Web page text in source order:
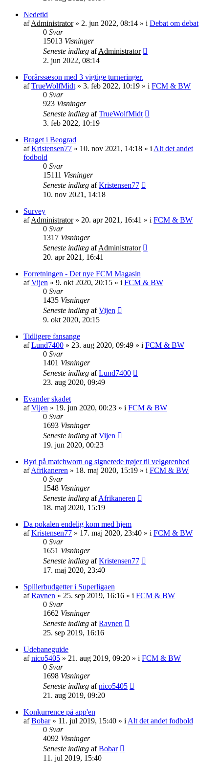
Nedetid
afAdministrator» 2. jun 2022, 08:14 » i Debat om debat
0 Svar
15013 Visninger
Seneste indlæg afAdministrator
2. jun 2022, 08:14
Forårssæson med 3 vigtige turneringer.
afTrueWolfMidt » 3. feb 2022, 10:19 » i FCM & BW
0 Svar
923 Visninger
Seneste indlæg afTrueWolfMidt
3. feb 2022, 10:19
Braget i Beograd
afKristensen77 » 10. nov 2021, 14:18 » i Alt det andet
fodbold
0 Svar
15111 Visninger
Seneste indlæg afKristensen77
10. nov 2021, 14:18
Survey
afAdministrator» 20. apr 2021, 16:41 » i FCM & BW
0 Svar
1317 Visninger
Seneste indlæg afAdministrator
20. apr 2021, 16:41
Forretningen - Det nye FCM Magasin
afVijen » 9. okt 2020, 20:15 » i FCM & BW
0 Svar
1435 Visninger
Seneste indlæg afVijen
9. okt 2020, 20:15
Tidligere fansange
afLund7400 » 23. aug 2020, 09:49 » i FCM & BW
0 Svar
1401 Visninger
Seneste indlæg afLund7400
23. aug 2020, 09:49
Evander skadet
afVijen » 19. jun 2020, 00:23 » i FCM & BW
0 Svar
1693 Visninger
Seneste indlæg afVijen
19. jun 2020, 00:23
Byd på matchworn og signerede trøjer til velgørenhed
afAfrikaneren » 18. maj 2020, 15:19 » i FCM & BW
0 Svar
1548 Visninger
Seneste indlæg afAfrikaneren
18. maj 2020, 15:19
Da pokalen endelig kom med hjem
afKristensen77 » 17. maj 2020, 23:40 » i FCM & BW
0 Svar
1651 Visninger
Seneste indlæg afKristensen77
17. maj 2020, 23:40
Spillerbudgetter i Superligaen
afRavnen » 25. sep 2019, 16:16 » i FCM & BW
0 Svar
1662 Visninger
Seneste indlæg afRavnen
25. sep 2019, 16:16
Udebaneguide
afnico5405 » 21. aug 2019, 09:20 » i FCM & BW
0 Svar
1698 Visninger
Seneste indlæg afnico5405
21. aug 2019, 09:20
Konkurrence på app'en
afBobar» 11. jul 2019, 15:40 » i Alt det andet fodbold
0 Svar
4092 Visninger
Seneste indlæg afBobar
11. jul 2019, 15:40